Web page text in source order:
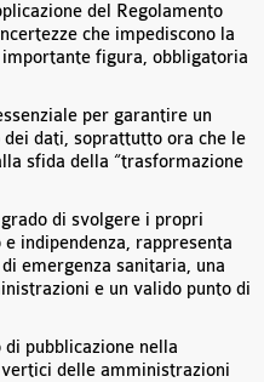
del Regolamento
che impediscono la
figura, obbligatoria
per garantire un
dati, soprattutto ora che le
sfida della “trasformazione
di svolgere i propri
indipendenza, rappresenta
emergenza sanitaria, una
e un valido punto di
di pubblicazione nella
delle amministrazioni